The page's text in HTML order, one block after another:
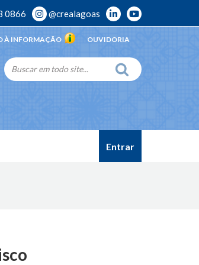
0866 @crealagoas
OUVIDORIA
À INFORMAÇÃO
Entrar